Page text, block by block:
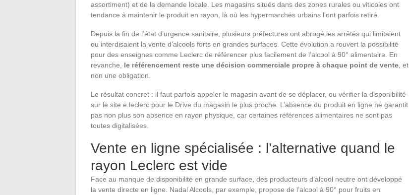
assortiment) et de la demande locale. Les magasins situés dans des zones rurales ou viticoles ont
tendance à maintenir le produit en rayon, là où les hypermarchés urbains l’ont parfois retiré.
Depuis la fin de l’état d’urgence sanitaire, plusieurs préfectures ont abrogé les arrêtés qui limitaient
ou interdisaient la vente d’alcools forts en grandes surfaces. Cette évolution a rouvert la possibilité
pour des enseignes comme Leclerc de référencer plus facilement de l’alcool à 90° alimentaire. En
revanche, le référencement reste une décision commerciale propre à chaque point de vente, et
non une obligation.
Le résultat concret : il faut parfois appeler le magasin avant de se déplacer, ou vérifier la disponibilité
sur le site e.leclerc pour le Drive du magasin le plus proche. L’absence du produit en ligne ne garantit
pas non plus son absence en rayon physique, car certaines références alimentaires ne sont pas
toutes digitalisées.
Vente en ligne spécialisée : l’alternative quand le
rayon Leclerc est vide
Face au manque de disponibilité en grande surface, des producteurs d’alcool neutre ont développé
la vente directe en ligne. Nadal Alcools, par exemple, propose de l’alcool à 90° pour fruits en